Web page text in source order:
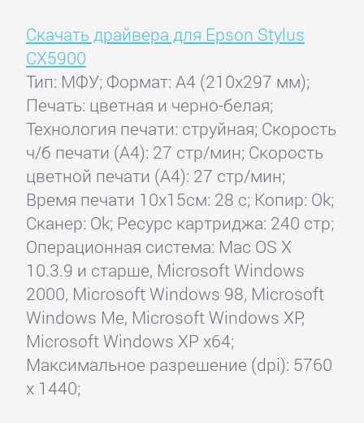
Скачать драйвера для Epson Stylus
CX5900
Тип: МФУ; Формат: A4 (210x297 мм);
Печать: цветная и черно-белая;
Технология печати: струйная; Скорость
ч/б печати (А4): 27 стр/мин; Скорость
цветной печати (А4): 27 стр/мин;
Время печати 10x15см: 28 с; Копир: Ok;
Сканер: Ok; Ресурс картриджа: 240 стр;
Операционная система: Mac OS X
10.3.9 и старше, Microsoft Windows
2000, Microsoft Windows 98, Microsoft
Windows Me, Microsoft Windows XP,
Microsoft Windows XP x64;
Максимальное разрешение (dpi): 5760
x 1440;